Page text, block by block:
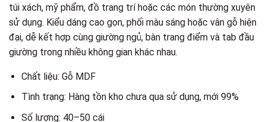
túi xách, mỹ phẩm, đồ trang trí hoặc các món thường xuyên
sử dụng. Kiểu dáng cao gọn, phối màu sáng hoặc vân gỗ hiện
đại, dễ kết hợp cùng giường ngủ, bàn trang điểm và tab đầu
giường trong nhiều không gian khác nhau.
Chất liệu: Gỗ MDF
Tình trạng: Hàng tồn kho chưa qua sử dụng, mới 99%
Số lượng: 40–50 cái